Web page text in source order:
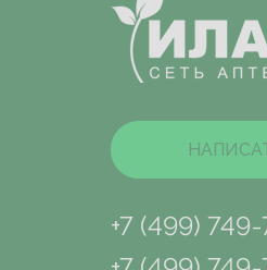
Образец
+7 (499)